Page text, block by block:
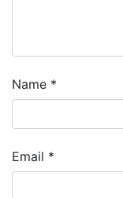
Name *
Email *